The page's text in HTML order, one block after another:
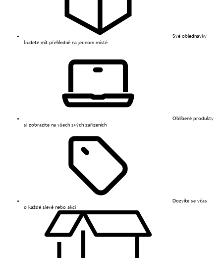
Své objednávky
budete mít přehledně na jednom místě
Oblíbené produkty
si zobrazíte na všech svých zařízeních
Dozvíte se včas
o každé slevě nebo akci